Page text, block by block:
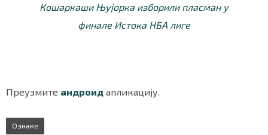
Кошаркаши Њујорка изборили пласман у
финале Истока НБА лиге
Преузмите андроид апликацију.
Ознаке
ПРАТИТЕ НАС
Маркетинг|Услови коришћења